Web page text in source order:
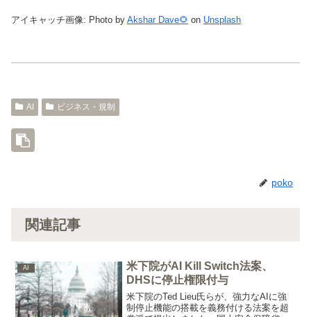
アイキャッチ画像: Photo by Akshar Dave🌻 on Unsplash
AI ビジネス・規制
poko
関連記事
AI
米下院がAI Kill Switch法案、
DHSに停止権限付与
米下院のTed Lieu氏らが、強力なAIに強
制停止機能の搭載を義務付ける法案を超